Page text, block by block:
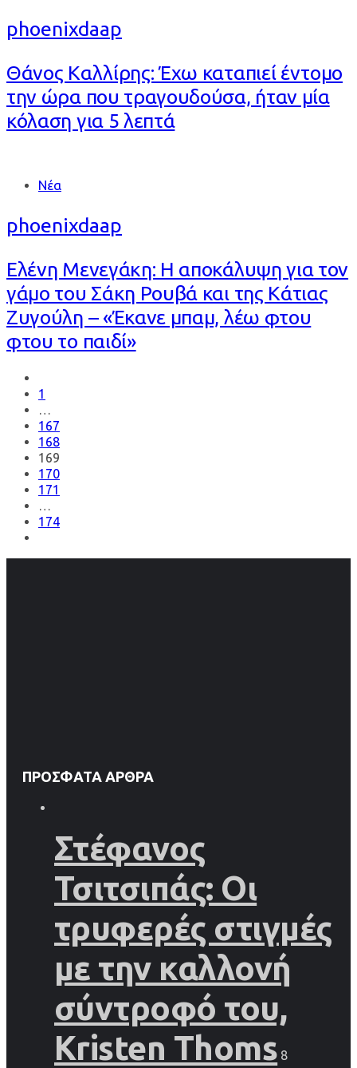
phoenixdaap
Θάνος Καλλίρης: Έχω καταπιεί έντομο
την ώρα που τραγουδούσα, ήταν μία
κόλαση για 5 λεπτά
Tags Νέα
phoenixdaap
Ελένη Μενεγάκη: Η αποκάλυψη για τον
γάμο του Σάκη Ρουβά και της Κάτιας
Ζυγούλη – «Έκανε μπαμ, λέω φτου
φτου το παιδί»
1
…
167
168
169
170
171
…
174
ΠΡΌΣΦΑΤΑ ΆΡΘΡΑ
Στέφανος
Τσιτσιπάς: Οι
τρυφερές στιγμές
με την καλλονή
σύντροφό του,
Kristen Thoms 8